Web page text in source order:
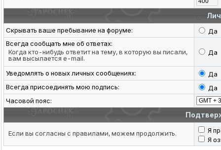
Скрывать ваше пребывание на форуме:
Всегда сообщать мне об ответах:
Когда кто-нибудь ответит на тему, в которую вы писали,
вам высылается e-mail.
Уведомлять о новых личных сообщениях:
Всегда присоединять мою подпись:
Часовой пояс:
Если вы согласны с правилами, можем продолжить.
Я
Я